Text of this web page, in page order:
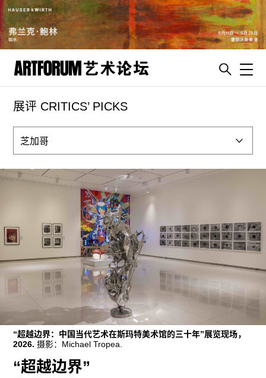
artguide
新闻
杂志
ENGLISH
ART & EDUCATION
广告
订阅
往期内容
展评 CRITICS’ PICKS
“超越边界：中国当代艺术在斯玛特美术馆的三十年”展览现场，
2026. 摄影：Michael Tropea.
“超越边界”